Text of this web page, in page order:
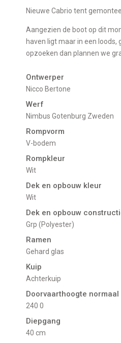
Nieuwe Cabrio tent
Aangezien de boot op dit
haven ligt maar in een
opzoeken dan plannen we
Ontwerper
Nicco Bertone
Werf
Nimbus Gotenburg Zweden
Rompvorm
V-bodem
Rompkleur
Wit
Dek en opbouw kleur
Wit
Dek en opbouw
Grp (Polyester)
Ramen
Gehard glas
Kuip
Achterkuip
Doorvaarthoogte normaal
240 0
Diepgang
40 cm